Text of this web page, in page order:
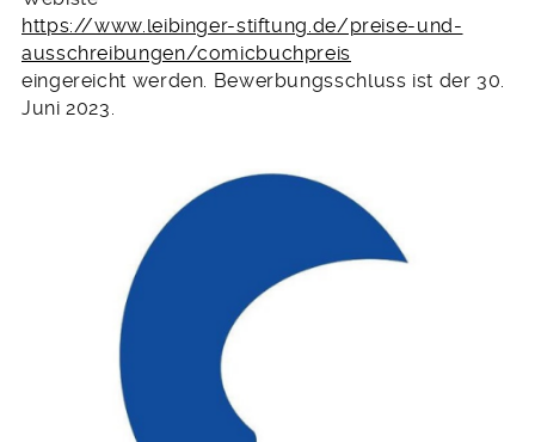
https://www.leibinger-stiftung.de/preise-und-
ausschreibungen/comicbuchpreis
eingereicht werden. Bewerbungsschluss ist der 30.
Juni 2023.